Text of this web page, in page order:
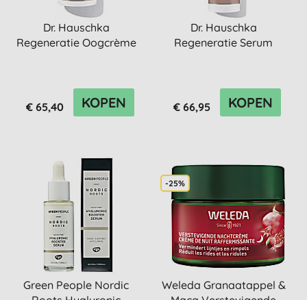
Dr. Hauschka
Regeneratie Oogcrème
€ 65,40 KOPEN
Dr. Hauschka
Regeneratie Serum
€ 66,95 KOPEN
Green People Nordic
-25%
Weleda Granaatappel &